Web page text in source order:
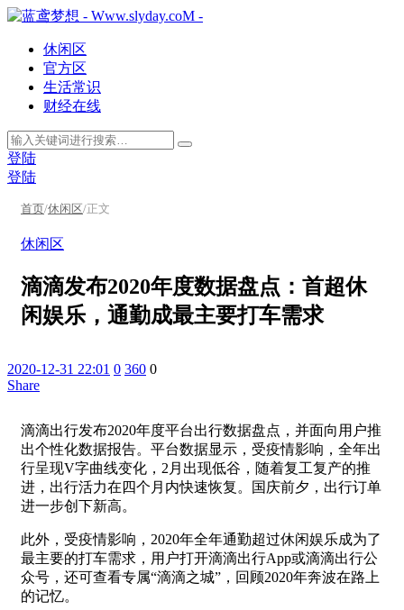
休闲区
官方区
生活常识
财经在线
登陆
登陆
首页/休闲区/正文
休闲区
滴滴发布2020年度数据盘点：首超休
闲娱乐，通勤成最主要打车需求
2020-12-31 22:01 0 360 0
Share
滴滴出行发布2020年度平台出行数据盘点，并面向用户推
出个性化数据报告。平台数据显示，受疫情影响，全年出
行呈现V字曲线变化，2月出现低谷，随着复工复产的推
进，出行活力在四个月内快速恢复。国庆前夕，出行订单
进一步创下新高。
此外，受疫情影响，2020年全年通勤超过休闲娱乐成为了
最主要的打车需求，用户打开滴滴出行App或滴滴出行公
众号，还可查看专属“滴滴之城”，回顾2020年奔波在路上
的记忆。